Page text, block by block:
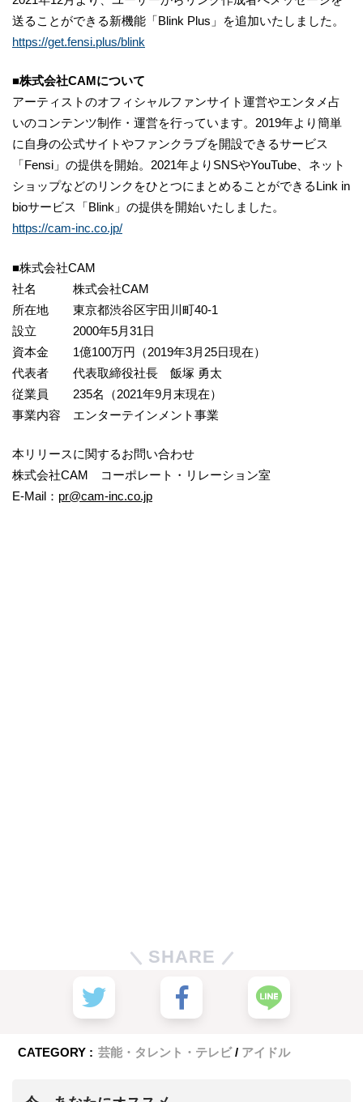
送ることができる新機能「Blink Plus」を追加いたしました。
https://get.fensi.plus/blink
■株式会社CAMについて
アーティストのオフィシャルファンサイト運営やエンタメ占
いのコンテンツ制作・運営を行っています。2019年より簡単
に自身の公式サイトやファンクラブを開設できるサービス
「Fensi」の提供を開始。2021年よりSNSやYouTube、ネット
ショップなどのリンクをひとつにまとめることができるLink in
bioサービス「Blink」の提供を開始いたしました。
https://cam-inc.co.jp/
■株式会社CAM
社名 株式会社CAM
所在地 東京都渋谷区宇田川町40-1
設立 2000年5月31日
資本金 1億100万円（2019年3月25日現在）
代表者 代表取締役社長 飯塚 勇太
従業員 235名（2021年9月末現在）
事業内容 エンターテインメント事業
本リリースに関するお問い合わせ
株式会社CAM コーポレート・リレーション室
E-Mail： pr@cam-inc.co.jp
SHARE
CATEGORY : 芸能・タレント・テレビ アイドル